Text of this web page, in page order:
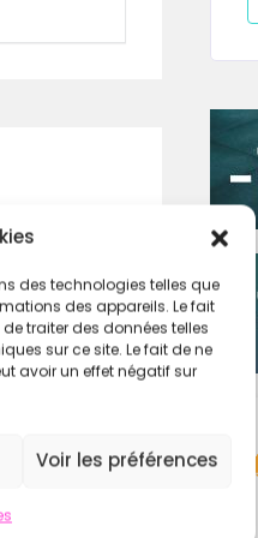
des technologies telles que
des appareils. Le fait
traiter des données telles
sur ce site. Le fait de ne
avoir un effet négatif sur
Voir les préférences
HYROX